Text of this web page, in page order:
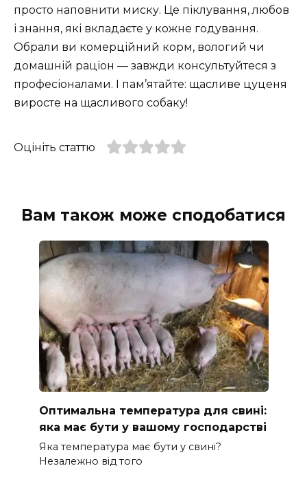
просто наповнити миску. Це піклування, любов
і знання, які вкладаєте у кожне годування.
Обрали ви комерційний корм, вологий чи
домашній раціон — завжди консультуйтеся з
професіоналами. І пам’ятайте: щасливе цуценя
виросте на щасливого собаку!
Оцініть статтю
Вам також може сподобатися
Оптимальна температура для свині:
яка має бути у вашому господарстві
Яка температура має бути у свині?
Незалежно від того